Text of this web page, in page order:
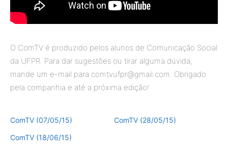
O ComTV é produzido pelos alunos de Comunicação Social
da UFPR. Para dar sugestões ou tirar alguma dúvida,
mande um e-mail para comtvufpr@gmail.com. Obrigado
pela companhia e até a próxima edição!
ComTV (07/05/15)
ComTV (28/05/15)
ComTV (18/06/15)